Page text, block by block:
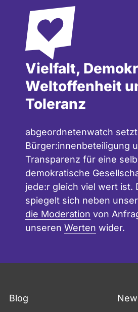
Vielfalt,
Weltoffenheit
Toleranz
abgeordnetenwatch
Bürger:innenbeteiligung
Transparenz für eine
demokratische
jede:r gleich viel wert ist.
spiegelt sich neben
die Moderation von
unseren Werten wider.
Blog